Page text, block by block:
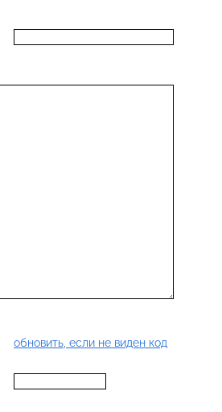
обновить, если не виден код